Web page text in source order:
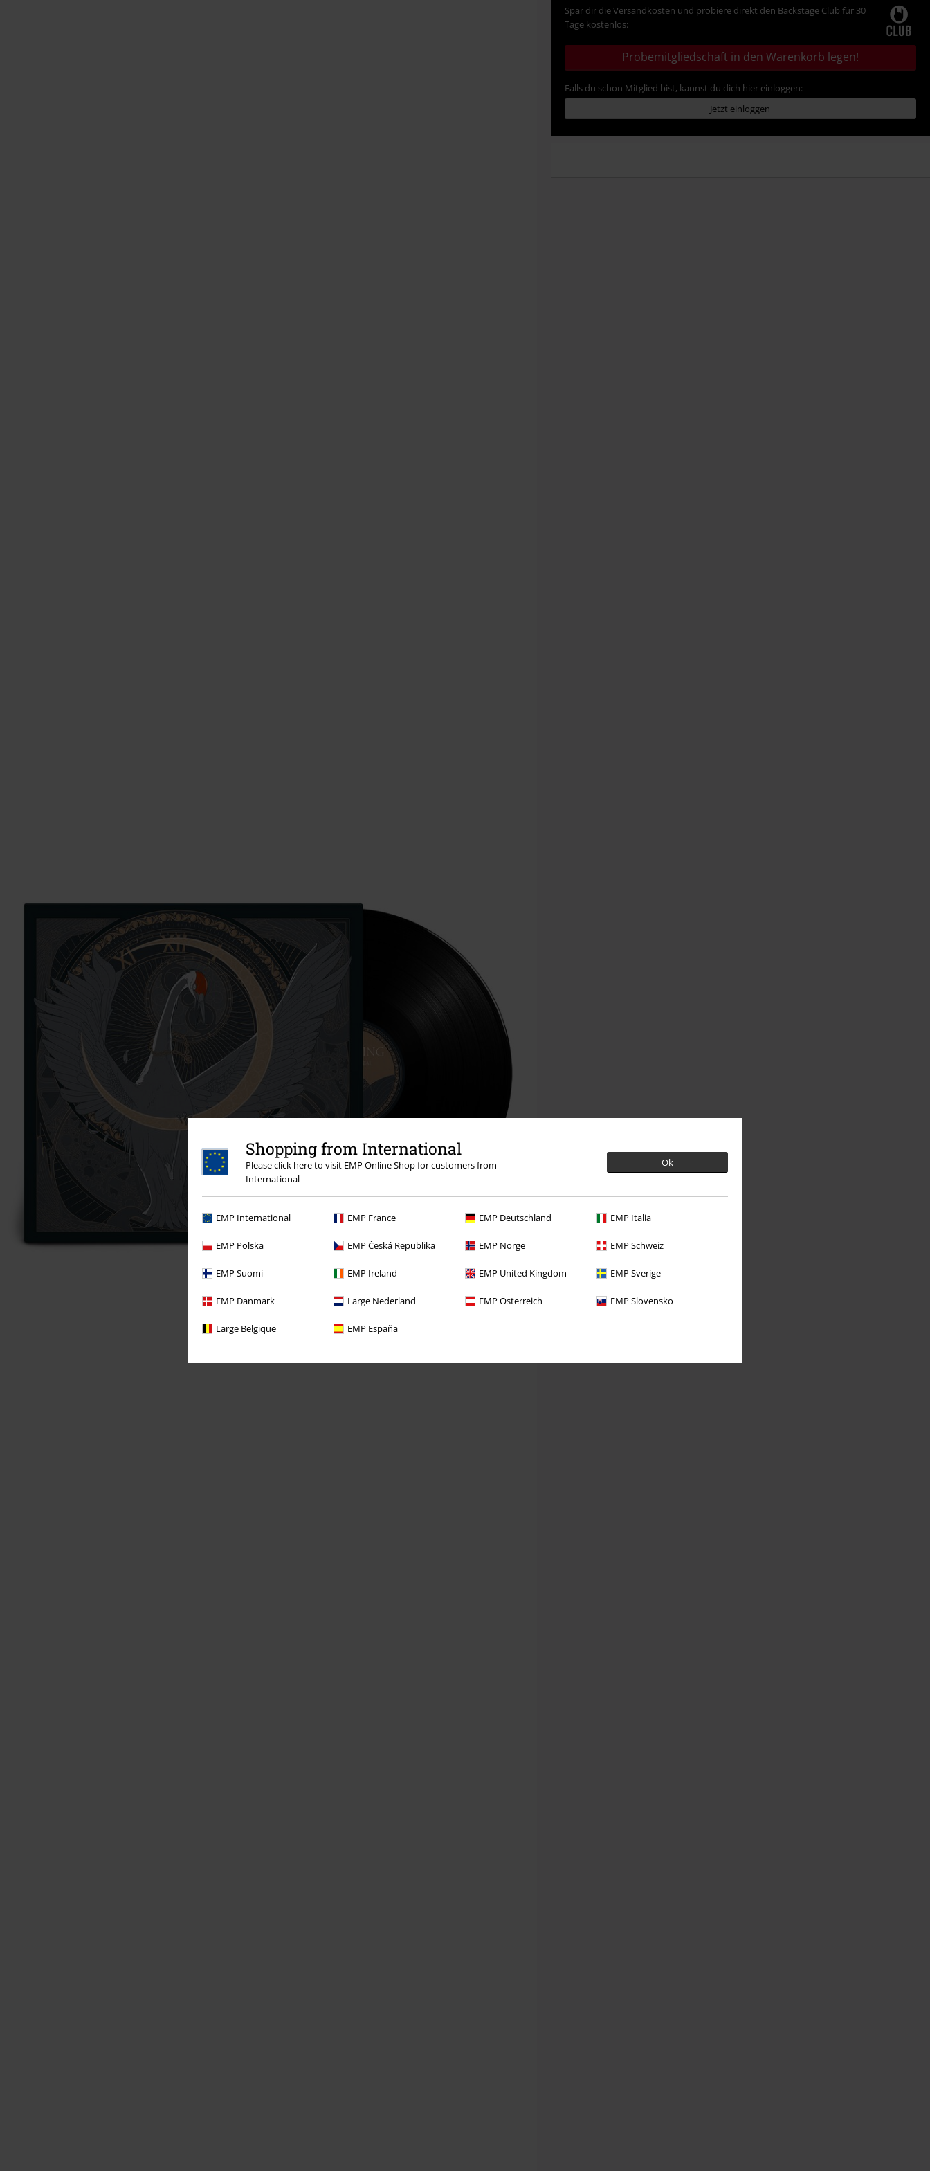
Shopping from International
Please click here to visit EMP Online Shop for customers from
International
Ok
EMP International EMP France EMP Deutschland EMP Italia
EMP Polska EMP Česká Republika EMP Norge EMP Schweiz
EMP Suomi EMP Ireland EMP United Kingdom EMP Sverige
EMP Danmark Large Nederland EMP Österreich EMP Slovensko
Large Belgique EMP España
Spar dir die Versandkosten und probiere direkt den Backstage Club für 30
Tage kostenlos:
Probemitgliedschaft in den Warenkorb legen!
Falls du schon Mitglied bist, kannst du dich hier einloggen:
Jetzt einloggen